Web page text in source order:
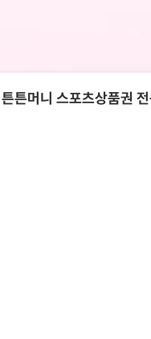
튼튼머니 스포츠상품권